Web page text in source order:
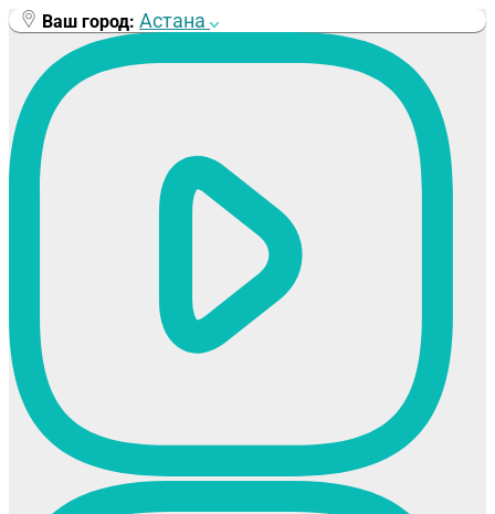
Перейти
содержимому
Ваш город: Астана